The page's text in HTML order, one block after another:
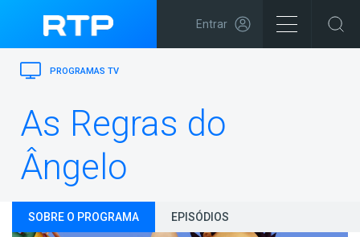
Entrar
PROGRAMAS TV
As Regras do
Ângelo
SOBRE O PROGRAMA EPISÓDIOS